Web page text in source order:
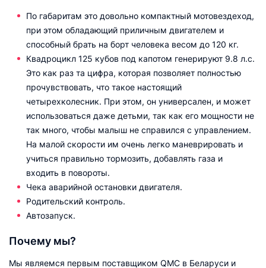
По габаритам это довольно компактный мотовездеход,
при этом обладающий приличным двигателем и
способный брать на борт человека весом до 120 кг.
Квадроцикл 125 кубов под капотом генерируют 9.8 л.с.
Это как раз та цифра, которая позволяет полностью
прочувствовать, что такое настоящий
четырехколесник. При этом, он универсален, и может
использоваться даже детьми, так как его мощности не
так много, чтобы малыш не справился с управлением.
На малой скорости им очень легко маневрировать и
учиться правильно тормозить, добавлять газа и
входить в повороты.
Чека аварийной остановки двигателя.
Родительский контроль.
Автозапуск.
Почему мы?
Мы являемся первым поставщиком QMC в Беларуси и